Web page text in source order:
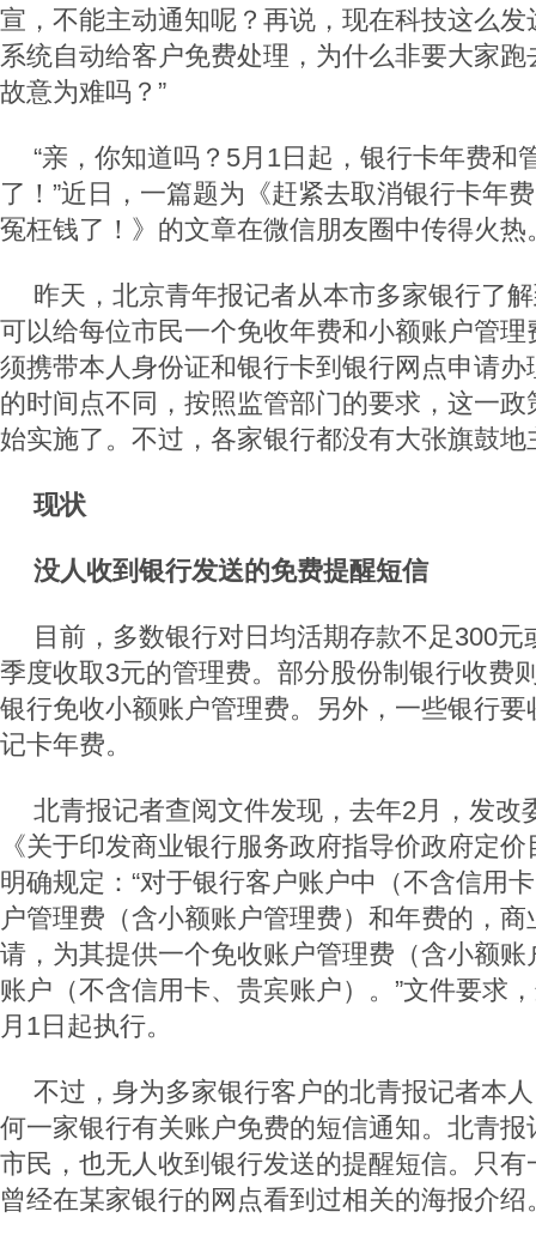
宣，不能主动通知呢？再说，现在科技这么
系统自动给客户免费处理，为什么非要大家
故意为难吗？”
“亲，你知道吗？5月1日起，银行卡年费和
了！”近日，一篇题为《赶紧去取消银行卡年
冤枉钱了！》的文章在微信朋友圈中传得火热
昨天，北京青年报记者从本市多家银行了
可以给每位市民一个免收年费和小额账户管
须携带本人身份证和银行卡到银行网点申请
的时间点不同，按照监管部门的要求，这一
始实施了。不过，各家银行都没有大张旗鼓
现状
没人收到银行发送的免费提醒短信
目前，多数银行对日均活期存款不足300元
季度收取3元的管理费。部分股份制银行收费
银行免收小额账户管理费。另外，一些银行要
记卡年费。
北青报记者查阅文件发现，去年2月，发改
《关于印发商业银行服务政府指导价政府定
明确规定：“对于银行客户账户中（不含信用
户管理费（含小额账户管理费）和年费的，
请，为其提供一个免收账户管理费（含小额
账户（不含信用卡、贵宾账户）。”文件要求
月1日起执行。
不过，身为多家银行客户的北青报记者本
何一家银行有关账户免费的短信通知。北青
市民，也无人收到银行发送的提醒短信。只
曾经在某家银行的网点看到过相关的海报介绍